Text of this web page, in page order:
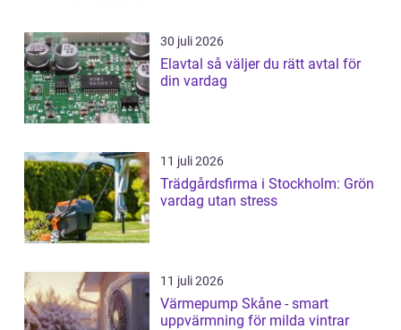
30 juli 2026
Elavtal så väljer du rätt avtal för
din vardag
11 juli 2026
Trädgårdsfirma i Stockholm: Grön
vardag utan stress
11 juli 2026
Värmepump Skåne - smart
uppvärmning för milda vintrar